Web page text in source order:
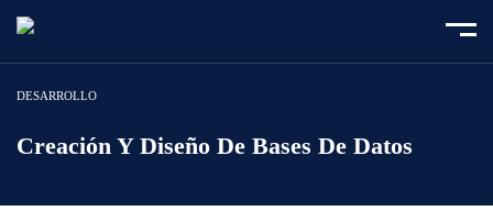
Home
DESARROLLO
Creación Y Diseño De Bases De Datos